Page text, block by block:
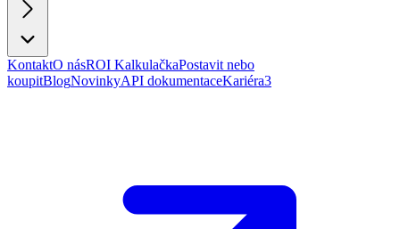
KontaktO násROI KalkulačkaPostavit nebo
koupitBlogNovinkyAPI dokumentaceKariéra3